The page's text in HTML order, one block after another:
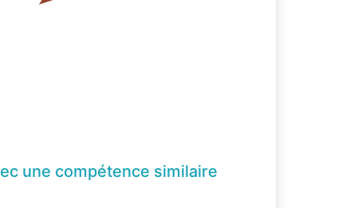
une compétence similaire